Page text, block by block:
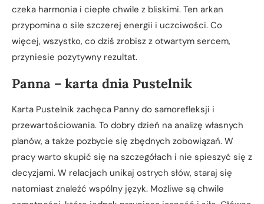
czeka harmonia i ciepłe chwile z bliskimi. Ten arkan
przypomina o sile szczerej energii i uczciwości. Co
więcej, wszystko, co dziś zrobisz z otwartym sercem,
przyniesie pozytywny rezultat.
Panna – karta dnia Pustelnik
Karta Pustelnik zachęca Panny do samorefleksji i
przewartościowania. To dobry dzień na analizę własnych
planów, a także pozbycie się zbędnych zobowiązań. W
pracy warto skupić się na szczegółach i nie spieszyć się z
decyzjami. W relacjach unikaj ostrych słów, staraj się
natomiast znaleźć wspólny język. Możliwe są chwile